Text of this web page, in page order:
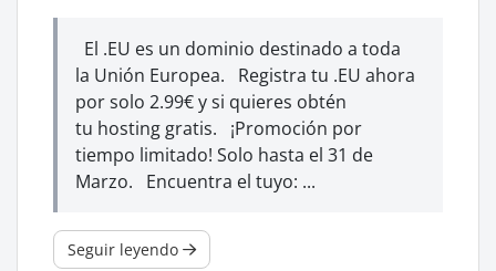
El .EU es un dominio destinado a toda
la Unión Europea. Registra tu .EU ahora
por solo 2.99€ y si quieres obtén
tu hosting gratis. ¡Promoción por
tiempo limitado! Solo hasta el 31 de
Marzo. Encuentra el tuyo: ...
Seguir leyendo